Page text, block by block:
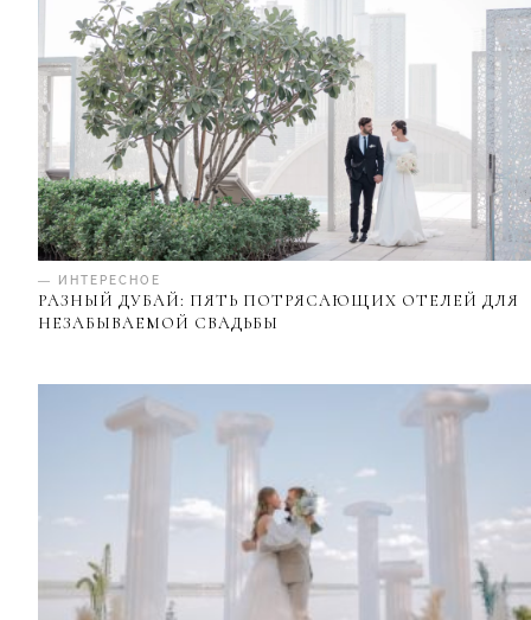
— ИНТЕРЕСНОЕ
РАЗНЫЙ ДУБАЙ: ПЯТЬ ПОТРЯСАЮЩИХ ОТЕЛЕЙ ДЛЯ
НЕЗАБЫВАЕМОЙ СВАДЬБЫ